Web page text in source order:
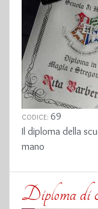
CODICE: 69
Il diploma della
mano
Diploma